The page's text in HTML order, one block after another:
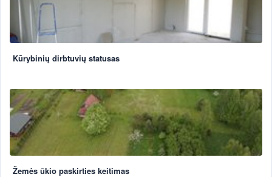
Kūrybinių dirbtuvių statusas
Žemės ūkio paskirties keitimas